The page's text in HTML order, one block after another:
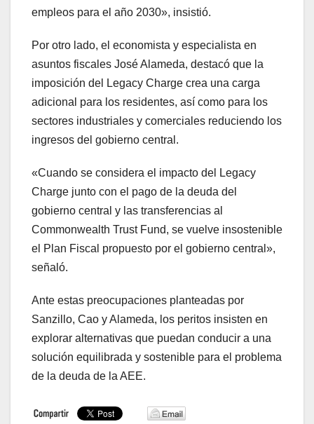
empleos para el año 2030», insistió.
Por otro lado, el economista y especialista en
asuntos fiscales José Alameda, destacó que la
imposición del Legacy Charge crea una carga
adicional para los residentes, así como para los
sectores industriales y comerciales reduciendo los
ingresos del gobierno central.
«Cuando se considera el impacto del Legacy
Charge junto con el pago de la deuda del
gobierno central y las transferencias al
Commonwealth Trust Fund, se vuelve insostenible
el Plan Fiscal propuesto por el gobierno central»,
señaló.
Ante estas preocupaciones planteadas por
Sanzillo, Cao y Alameda, los peritos insisten en
explorar alternativas que puedan conducir a una
solución equilibrada y sostenible para el problema
de la deuda de la AEE.